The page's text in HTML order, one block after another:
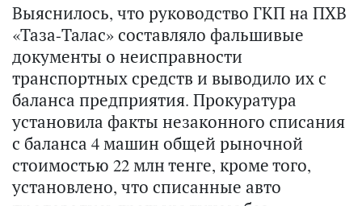
Выяснилось, что руководство ГКП на ПХВ
«Таза-Талас» составляло фальшивые
документы о неисправности
транспортных средств и выводило их с
баланса предприятия. Прокуратура
установила факты незаконного списания
с баланса 4 машин общей рыночной
стоимостью 22 млн тенге, кроме того,
установлено, что списанные авто